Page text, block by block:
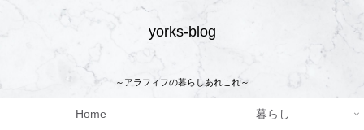
yorks-blog
～アラフィフの暮らしあれこれ～
Home 暮らし